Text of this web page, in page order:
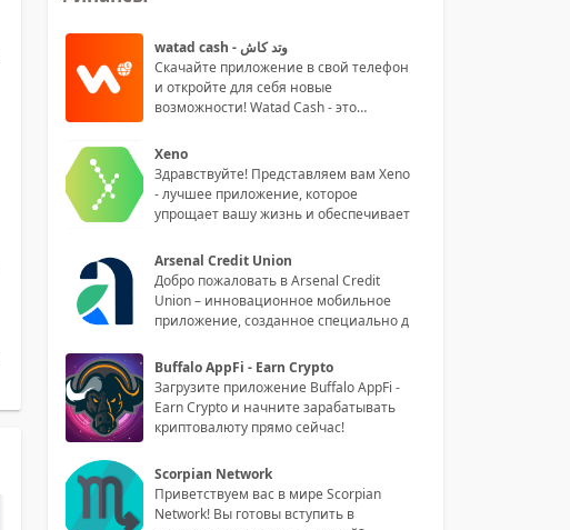
watad cash - وتد كاش
Скачайте приложение в свой телефон
и откройте для себя новые
возможности! Watad Cash - это
Xeno
Здравствуйте! Представляем вам Xeno
- лучшее приложение, которое
упрощает вашу жизнь и обеспечивает
Arsenal Credit Union
Добро пожаловать в Arsenal Credit
Union – инновационное мобильное
приложение, созданное специально д
Buffalo AppFi - Earn Crypto
Загрузите приложение Buffalo AppFi -
Earn Crypto и начните зарабатывать
криптовалюту прямо сейчас!
Scorpian Network
Приветствуем вас в мире Scorpian
Network! Вы готовы вступить в